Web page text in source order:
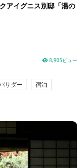
アイグニス別邸「湯の
8,905ビュー
サダー
宿泊